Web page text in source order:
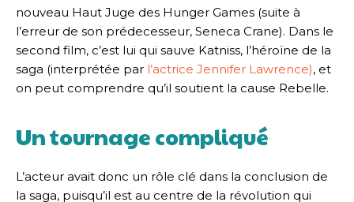
nouveau Haut Juge des Hunger Games (suite à
l’erreur de son prédecesseur, Seneca Crane). Dans le
second film, c’est lui qui sauve Katniss, l’héroïne de la
saga (interprétée par l’actrice Jennifer Lawrence), et
on peut comprendre qu’il soutient la cause Rebelle.
Un tournage compliqué
L’acteur avait donc un rôle clé dans la conclusion de
la saga, puisqu’il est au centre de la révolution qui